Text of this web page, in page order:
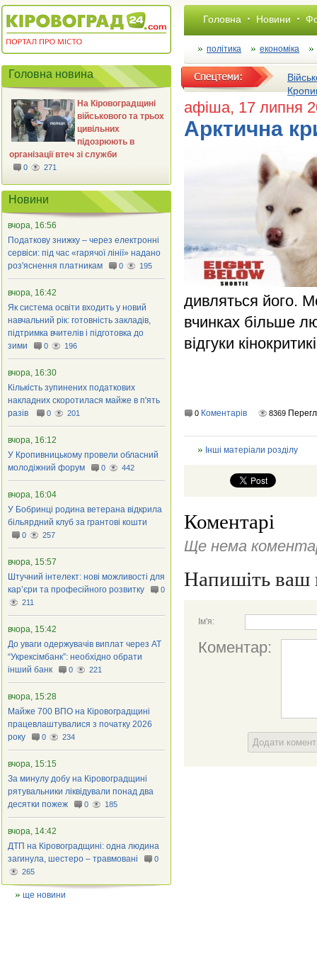
Головна Новини
політика економіка
афіша, 17 липня
Арктична
дивляться його.
вчинках більше
відгуки
0 Коментарів 8369
Інші матеріали розділу
Коментарі
Ще нема
Напишіть ваш
Ім'я:
Коментар:
Додати
Головна новина
На Кіровоградщині
військового та трьох
цивільних
підозрюють в
організації втеч зі служби
0 271
Новини
вчора, 16:56
Податкову знижку – через електронні
сервіси: під час «гарячої лінії» надано
роз'яснення платникам
0 195
вчора, 16:42
Як система освіти входить у новий
навчальний рік: готовність закладів,
підтримка вчителів і підготовка до
зими
0 196
вчора, 16:30
Кількість зупинених податкових
накладних скоротилася майже в п'ять
разів
0 201
вчора, 16:12
У Кропивницькому провели обласний
молодіжний форум
0 442
вчора, 16:04
У Бобринці родина ветерана відкрила
більярдний клуб за грантові кошти
0 257
вчора, 15:57
Штучний інтелект: нові можливості для
кар’єри та професійного розвитку
0
211
вчора, 15:42
До уваги одержувачів виплат через АТ
“Укрексімбанк”: необхідно обрати
інший банк
0 221
вчора, 15:28
Майже 700 ВПО на Кіровоградщині
працевлаштувалися з початку 2026
року
0 234
вчора, 15:15
За минулу добу на Кіровоградщині
рятувальники ліквідували понад два
десятки пожеж
0 185
вчора, 14:42
ДТП на Кіровоградщині: одна людина
загинула, шестеро – травмовані
0
265
ще новини